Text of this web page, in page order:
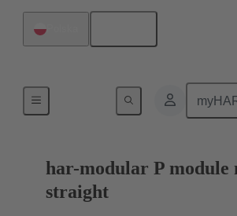
har-modular P module
straight